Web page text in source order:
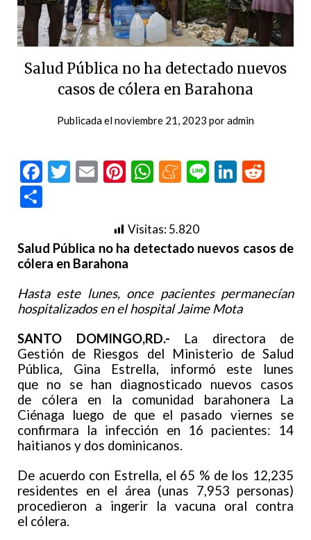
Salud Pública no ha detectado nuevos
casos de cólera en Barahona
Publicada elnoviembre 21, 2023 poradmin
Facebook
Twitter
EmailPinterest
WhatsApp
Meneame
Line
Visitas:5.820
Salud Pública no ha detectado nuevos casos de
cólera en Barahona
Hasta este lunes, once pacientes permanecían
hospitalizados en el hospital Jaime Mota
SANTO DOMINGO,RD.- La directora de
Gestión de Riesgos del Ministerio de Salud
Pública, Gina Estrella, informó este lunes
que no se han diagnosticado nuevos casos
de cólera en la comunidad barahonera La
Ciénaga luego de que el pasado viernes se
confirmara la infección en 16 pacientes: 14
haitianos y dos dominicanos.
De acuerdo con Estrella, el 65 % de los 12,235
residentes en el área (unas 7,953 personas)
procedieron a ingerir la vacuna oral contra
el cólera.